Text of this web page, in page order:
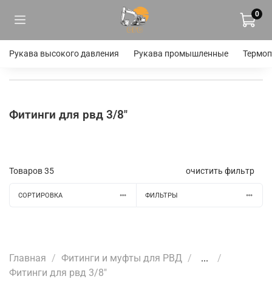
0
Рукава высокого давления Рукава промышленные
Фитинги для рвд 3/8"
Товаров35 очистить фильтр
СОРТИРОВКА ФИЛЬТРЫ
Главная Фитинги и муфты для РВД
...
Фитинги для рвд 3/8"